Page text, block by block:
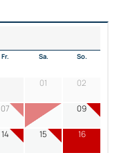
Fr. Sa. So.
01 02
07 09
14 15 16